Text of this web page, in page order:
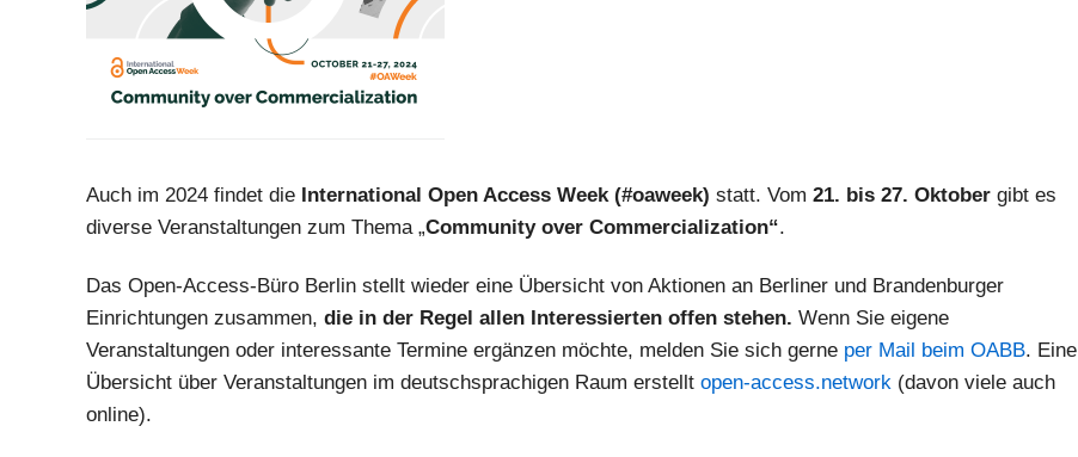
Auch im 2024 findet die International Open Access Week (#oaweek) statt. Vom 21. bis 27. Oktober gibt es
diverse Veranstaltungen zum Thema „Community over Commercialization“.
Das Open-Access-Büro Berlin stellt wieder eine Übersicht von Aktionen an Berliner und Brandenburger
Einrichtungen zusammen, die in der Regel allen Interessierten offen stehen. Wenn Sie eigene
Veranstaltungen oder interessante Termine ergänzen möchte, melden Sie sich gerne per Mail beim OABB. Eine
Übersicht über Veranstaltungen im deutschsprachigen Raum erstellt open-access.network (davon viele auch
online).